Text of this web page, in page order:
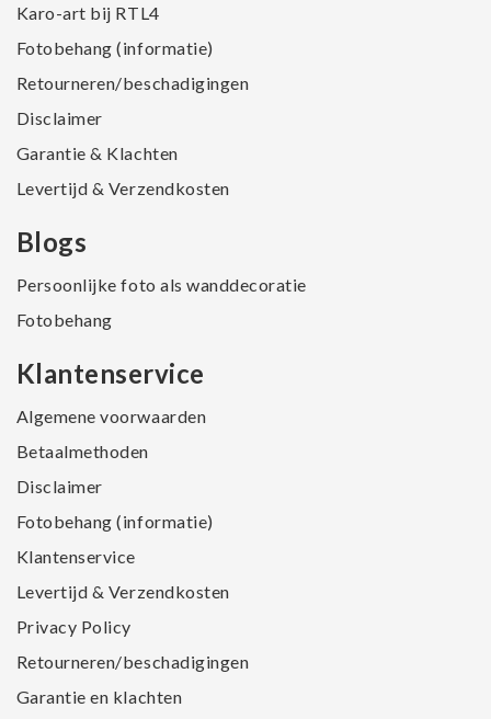
Karo-art bij RTL4
Fotobehang (informatie)
Retourneren/beschadigingen
Disclaimer
Garantie & Klachten
Levertijd & Verzendkosten
Blogs
Persoonlijke foto als wanddecoratie
Fotobehang
Klantenservice
Algemene voorwaarden
Betaalmethoden
Disclaimer
Fotobehang (informatie)
Klantenservice
Levertijd & Verzendkosten
Privacy Policy
Retourneren/beschadigingen
Garantie en klachten